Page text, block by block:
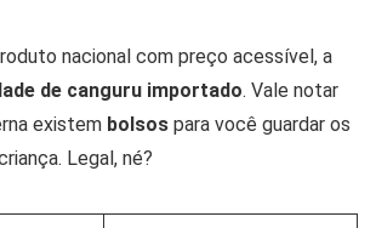
nacional com preço acessível, a
de canguru importado. Vale notar
existem bolsos para você guardar os
Legal, né?